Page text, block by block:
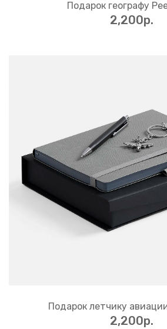
Подарок географу
2,200p.
Подарок летчику
2,200p.